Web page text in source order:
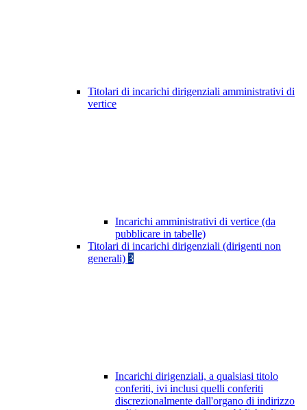
Titolari di incarichi dirigenziali amministrativi di
vertice
Incarichi amministrativi di vertice (da
pubblicare in tabelle)
Titolari di incarichi dirigenziali (dirigenti non
generali) 3
Incarichi dirigenziali, a qualsiasi titolo
conferiti, ivi inclusi quelli conferiti
discrezionalmente dall'organo di indirizzo